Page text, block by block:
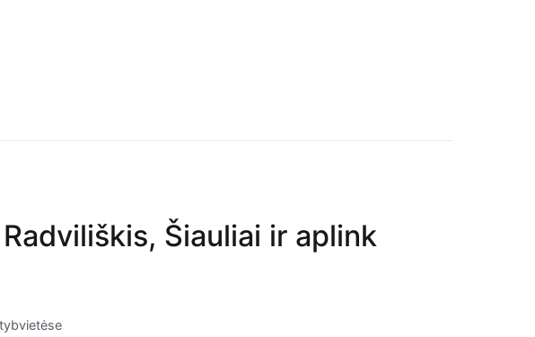
Šiauliai ir aplink